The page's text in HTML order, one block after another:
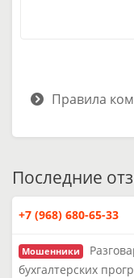
Правила
Последние
+7 (968) 680-65-33
Мошенники
бухгалтерских